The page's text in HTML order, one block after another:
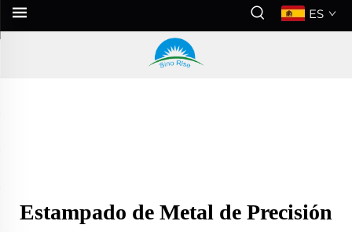
ES
Estampado de Metal de Precisión